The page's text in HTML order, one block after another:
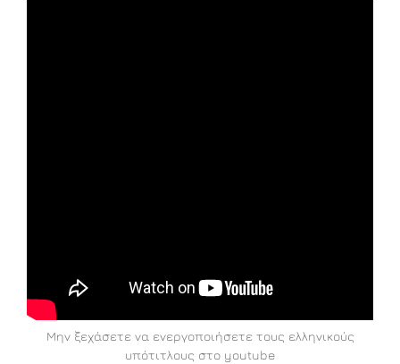
Μην ξεχάσετε να ενεργοποιήσετε τους ελληνικούς
υπότιτλους στο youtube